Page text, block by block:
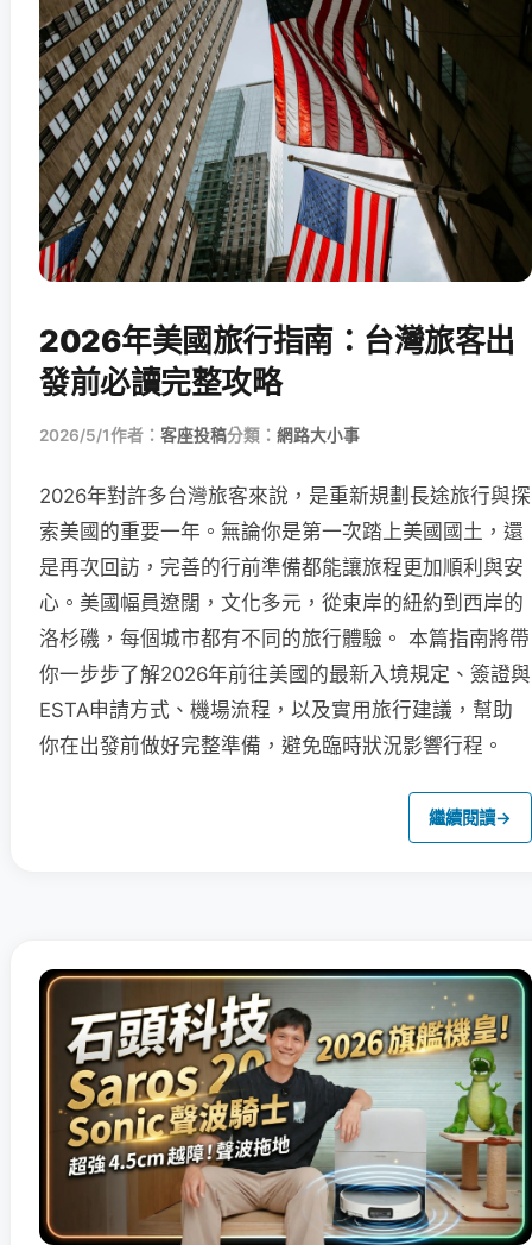
2026年美國旅行指南：台灣旅客出
發前必讀完整攻略
2026/5/1作者： 客座投稿分類： 網路大小事
2026年對許多台灣旅客來說，是重新規劃長途旅行與探
索美國的重要一年。無論你是第一次踏上美國國土，還
是再次回訪，完善的行前準備都能讓旅程更加順利與安
心。美國幅員遼闊，文化多元，從東岸的紐約到西岸的
洛杉磯，每個城市都有不同的旅行體驗。 本篇指南將帶
你一步步了解2026年前往美國的最新入境規定、簽證與
ESTA申請方式、機場流程，以及實用旅行建議，幫助
你在出發前做好完整準備，避免臨時狀況影響行程。
繼續閱讀→